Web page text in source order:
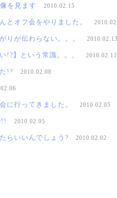
を見ます 2010.02.15
とオフ会をやりました。
りが伝わらない。。。
!?】という常識。。。 2010.02.11
!? 2010.02.08
に行ってきました。 2010.02.05
2010.02.05
らいいんでしょう? 2010.02.02